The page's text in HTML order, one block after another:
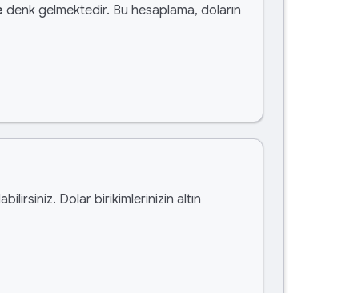
denk gelmektedir. Bu hesaplama, doların
Dolar birikimlerinizin altın